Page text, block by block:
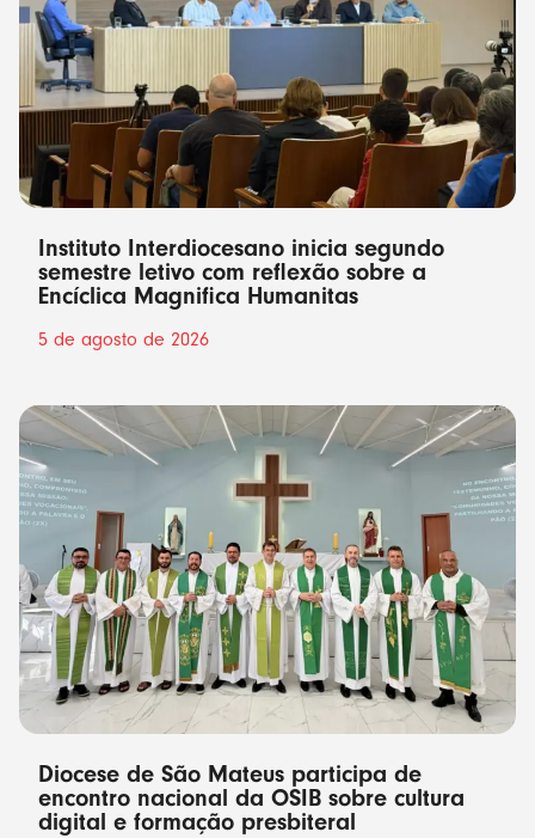
Instituto Interdiocesano inicia segundo
semestre letivo com reflexão sobre a
Encíclica Magnifica Humanitas
5 de agosto de 2026
Diocese de São Mateus participa de
encontro nacional da OSIB sobre cultura
digital e formação presbiteral